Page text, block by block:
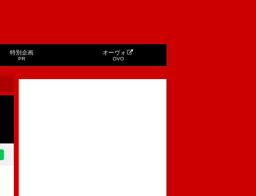
特別企画
PR
オーヴォ
OVO